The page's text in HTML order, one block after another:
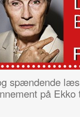
spændende
på